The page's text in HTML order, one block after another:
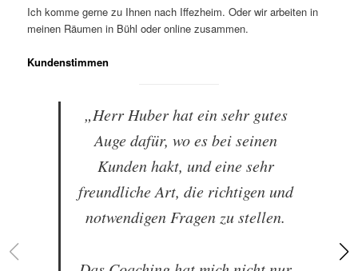
Ich komme gerne zu Ihnen nach Iffezheim. Oder wir arbeiten in
meinen Räumen in Bühl oder online zusammen.
Kundenstimmen
„Herr Huber hat ein sehr gutes
Auge dafür, wo es bei seinen
Kunden hakt, und eine sehr
freundliche Art, die richtigen und
notwendigen Fragen zu stellen.